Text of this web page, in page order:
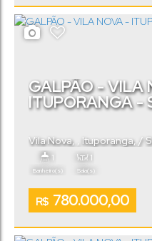
R$ 780.000,00
GALPÃO - VILA
ITUPORANGA -
Vila Nova Ituporanga,
1
Banheiro(s)
1
Sala(s)